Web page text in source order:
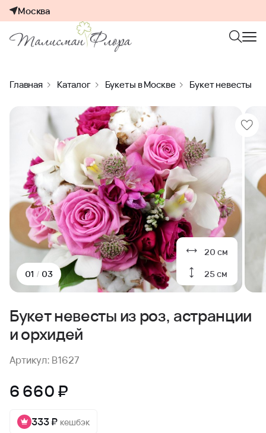
Москва
Главная Каталог Букеты в Москве Букет невесты
20 см
25 см
01 / 03
Букет невесты из роз, астранции
и орхидей
Артикул: B1627
6 660 ₽
333 ₽ кешбэк